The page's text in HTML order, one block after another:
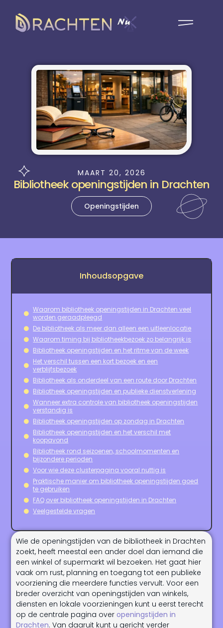
MAART 20, 2026
Bibliotheek openingstijden in Drachten
Openingstijden
Wie de openingstijden van de bibliotheek in Drachten
zoekt, heeft meestal een ander doel dan iemand die
een winkel of supermarkt wil bezoeken. Het gaat hier
vaak om rust, planning en toegang tot een publieke
voorziening die meerdere functies vervult. Voor een
breder overzicht van openingstijden van winkels,
diensten en lokale voorzieningen kunt u eerst terecht
op de centrale pagina over openingstijden in
Drachten. Van daaruit kunt u gericht verder
Inhoudsopgave
Waarom bibliotheek openingstijden in Drachten veel
worden geraadpleegd
De bibliotheek als meer dan alleen een uitleenlocatie
Waarom timing bij bibliotheekbezoek zo belangrijk is
Bibliotheek openingstijden en het ritme van de week
Het verschil tussen een kort bezoek en een
verblijfsbezoek
Bibliotheek als onderdeel van een route door Drachten
Bibliotheek openingstijden en publieke dienstverlening
Wanneer extra controle van bibliotheek openingstijden
verstandig is
Bibliotheek openingstijden op zondag in Drachten
Bibliotheek openingstijden en het verschil met
koopavond
Bibliotheek rond seizoenen, schoolmomenten en
bijzondere perioden
Voor wie deze clusterpagina vooral nuttig is
Praktische manier om bibliotheek openingstijden goed
te gebruiken
FAQ over bibliotheek openingstijden in Drachten
Veelgestelde vragen